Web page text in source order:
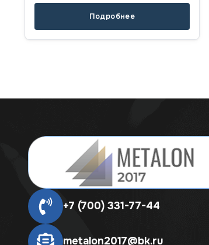
Подробнее
+7 (700) 331-77-44
metalon2017@bk.ru